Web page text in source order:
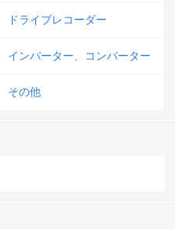
ドライブレコーダー
インバーター、コンバーター
その他